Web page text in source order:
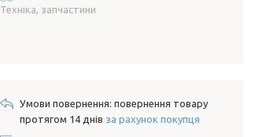
Техніка, запчастини
повернення товару
протягом 14 днів за рахунок покупця